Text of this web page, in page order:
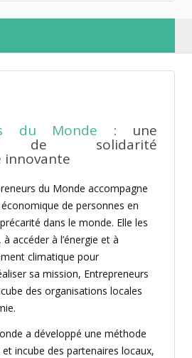
du Monde : une
de solidarité
du Monde accompagne
de personnes en
dans le monde. Elle les
accéder à l’énergie et à
climatique pour
sa mission, Entrepreneurs
des organisations locales
a développé une méthode
incube des partenaires locaux,